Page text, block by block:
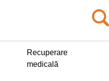
Recuperare
medicală